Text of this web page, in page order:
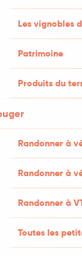
Les vignobles
Patrimoine
Produits du
Randonner à
Randonner à
Randonner à
Toutes les
1h15
se livre sous
Après
et
l'espace
basses